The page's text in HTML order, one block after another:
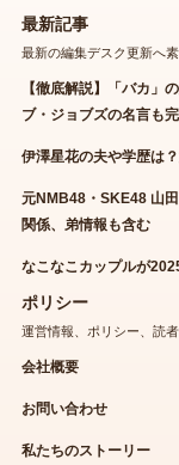
最新記事
最新の編集デスク更新へ素
【徹底解説】「バカ」
ブ・ジョブズの名言も完
伊澤星花の夫や学歴は
元NMB48・SKE48 山
関係、弟情報も含む
なこなこカップルが
ポリシー
運営情報、ポリシー、読者
会社概要
お問い合わせ
私たちのストーリー